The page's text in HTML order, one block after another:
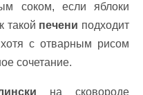
соком, если яблоки
такой печени подходит
с отварным рисом
сочетание.
на сковороде